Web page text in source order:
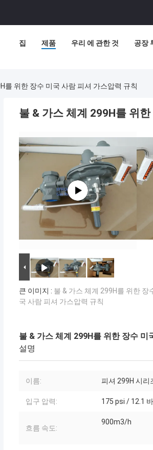
집 제품 우리 에 관한 것 공장
를 위한 장수 미국 사람 피셔 가스압력 규칙
불 & 가스 체계 299H를 위
큰 이미지 : 불 & 가스 체계 299H를 위한 장
국 사람 피셔 가스압력 규칙
불 & 가스 체계 299H를 위한 장수 미
설명
이름: 피셔 299H 시리
입구 압력: 175 psi / 12.1 바
흐름 속도:
900m3/h